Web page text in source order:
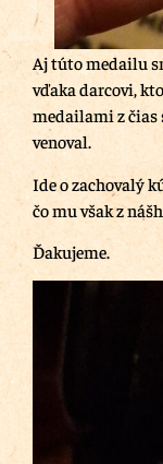
Aj túto medailu
vďaka darcovi,
medailami z čias
venoval.
Ide o zachovalý
čo mu však z
Ďakujeme.